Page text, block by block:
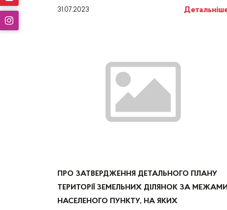
31.07.2023
ПРО ЗАТВЕРДЖЕННЯ ДЕТАЛЬНОГО ПЛАНУ
ТЕРИТОРІЇ ЗЕМЕЛЬНИХ ДІЛЯНОК ЗА МЕЖАМИ
НАСЕЛЕНОГО ПУНКТУ, НА ЯКИХ